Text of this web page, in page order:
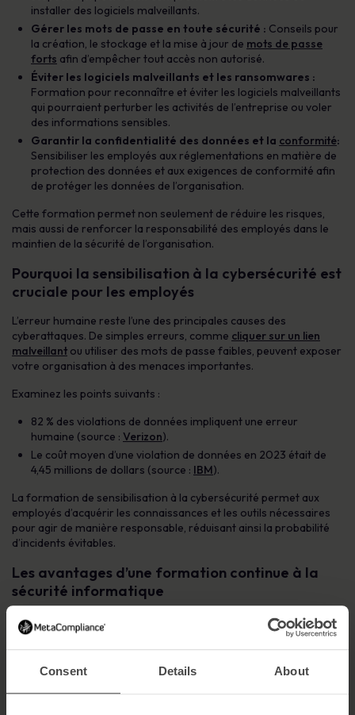
Consent Details About
installer des logiciels malveillants.
Gérer les mots de passe en toute sécurité : Conseils pour
la création, le stockage et la mise à jour de mots de passe
forts afin d’empêcher tout accès non autorisé.
Éviter les logiciels malveillants et les ransomwares :
Formation pour reconnaître et éviter les logiciels malveillants
qui pourraient perturber les activités de l’entreprise ou voler
des informations sensibles.
Garantir la confidentialité des données et la conformité:
Sensibiliser les employés aux réglementations en matière de
protection des données et aux exigences de conformité afin
de protéger les données de l’organisation.
Cette formation permet non seulement de réduire les risques,
mais aussi de renforcer la responsabilité des employés dans le
maintien de la sécurité de l’organisation.
Pourquoi la sensibilisation à la cybersécurité est
cruciale pour les employés
L’erreur humaine reste l’une des principales causes des
cyberattaques. De simples erreurs, comme cliquer sur un lien
malveillant ou utiliser des mots de passe faibles, peuvent exposer
votre organisation à des menaces importantes.
Examinez les points suivants :
82 % des violations de données impliquent une erreur
humaine (source : Verizon).
Le coût moyen d’une violation de données en 2023 était de
4,45 millions de dollars (source : IBM).
La formation de sensibilisation à la cybersécurité permet aux
employés d’acquérir les connaissances et les outils nécessaires
pour agir de manière responsable, réduisant ainsi la probabilité
d’incidents évitables.
Les avantages d’une formation continue à la
sécurité informatique
Une formation unique est insuffisante. Le paysage des
cybermenaces évolue rapidement et les employés ont besoin de
mises à jour régulières pour rester préparés.
La formation continue offre des avantages décisifs :